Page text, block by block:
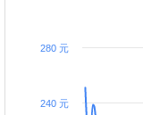
240 元
280 元